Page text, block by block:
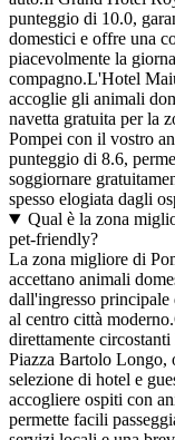
punteggio di 10.0,
domestici e offre una
piacevolmente la
compagno.L'Hotel
accoglie gli animali
navetta gratuita per la
Pompei con il vostro
punteggio di 8.6,
soggiornare
spesso elogiata dagli
Qual è la zona
pet-friendly?
La zona migliore di
accettano animali
dall'ingresso
al centro città
direttamente
Piazza Bartolo Longo,
selezione di hotel e
accogliere ospiti con
permette facili